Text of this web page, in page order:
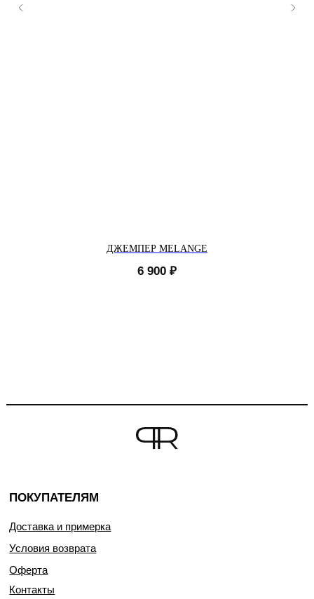
ДЖЕМПЕР MELANGE
6 900 ₽
ПОКУПАТЕЛЯМ
Доставка и примерка
Условия возврата
Оферта
Контакты